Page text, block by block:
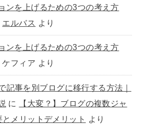
ンを上げるための3つの考え方
エルバス より
ンを上げるための3つの考え方
ケフィア より
記事を別ブログに移行する方法｜
に
【大変？】ブログの複数ジャ
メリットデメリット
より